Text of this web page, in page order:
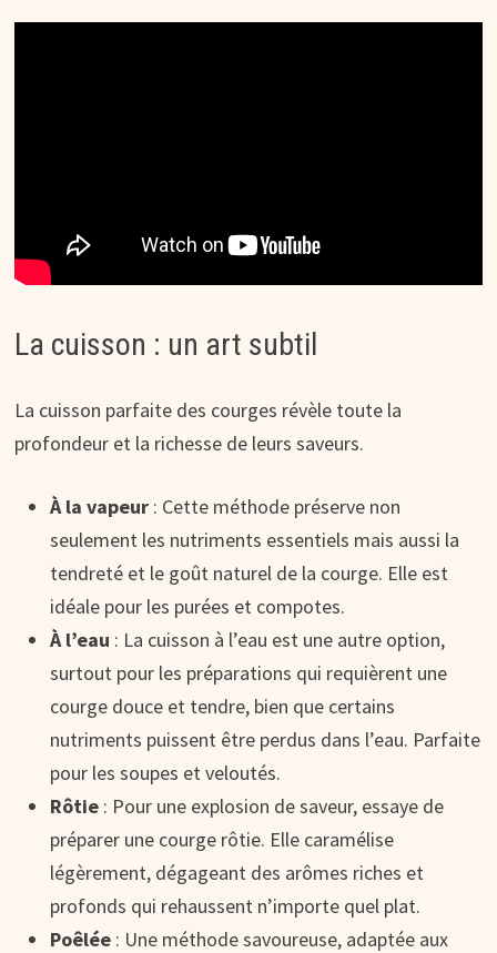
La cuisson : un art subtil
La cuisson parfaite des courges révèle toute la
profondeur et la richesse de leurs saveurs.
À la vapeur: Cette méthode préserve non
seulement les nutriments essentiels mais aussi la
tendreté et le goût naturel de la courge. Elle est
idéale pour les purées et compotes.
À l’eau : La cuisson à l’eau est une autre option,
surtout pour les préparations qui requièrent une
courge douce et tendre, bien que certains
nutriments puissent être perdus dans l’eau. Parfaite
pour les soupes et veloutés.
Rôtie: Pour une explosion de saveur, essaye de
préparer une courge rôtie. Elle caramélise
légèrement, dégageant des arômes riches et
profonds qui rehaussent n’importe quel plat.
Poêlée : Une méthode savoureuse, adaptée aux